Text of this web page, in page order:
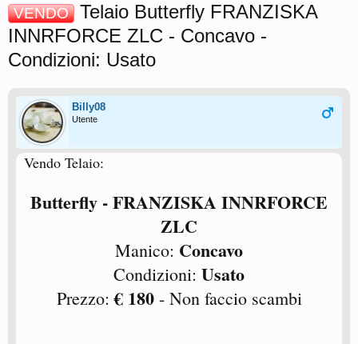
VENDO
Telaio Butterfly FRANZISKA
INNRFORCE ZLC - Concavo -
Condizioni: Usato
Billy08
Utente
Vendo Telaio:
Butterfly - FRANZISKA INNRFORCE
ZLC
Manico: Concavo
Condizioni: Usato
Prezzo:€ 180- Non faccio scambi